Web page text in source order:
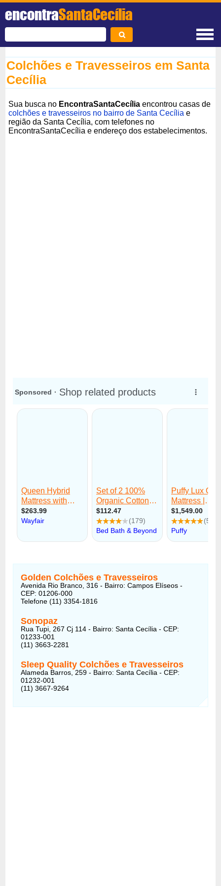
encontraSantaCecília
Colchões e Travesseiros em Santa
Cecília
Sua busca no EncontraSantaCecília encontrou casas de
colchões e travesseiros no bairro de Santa Cecília e
região da Santa Cecília, com telefones no
EncontraSantaCecília e endereço dos estabelecimentos.
Golden Colchões e Travesseiros
Avenida Rio Branco, 316 - Bairro: Campos Elíseos -
CEP: 01206-000
Telefone (11) 3354-1816
Sonopaz
Rua Tupi, 267 Cj 114 - Bairro: Santa Cecília - CEP:
01233-001
(11) 3663-2281
Sleep Quality Colchões e Travesseiros
Alameda Barros, 259 - Bairro: Santa Cecília - CEP:
01232-001
(11) 3667-9264